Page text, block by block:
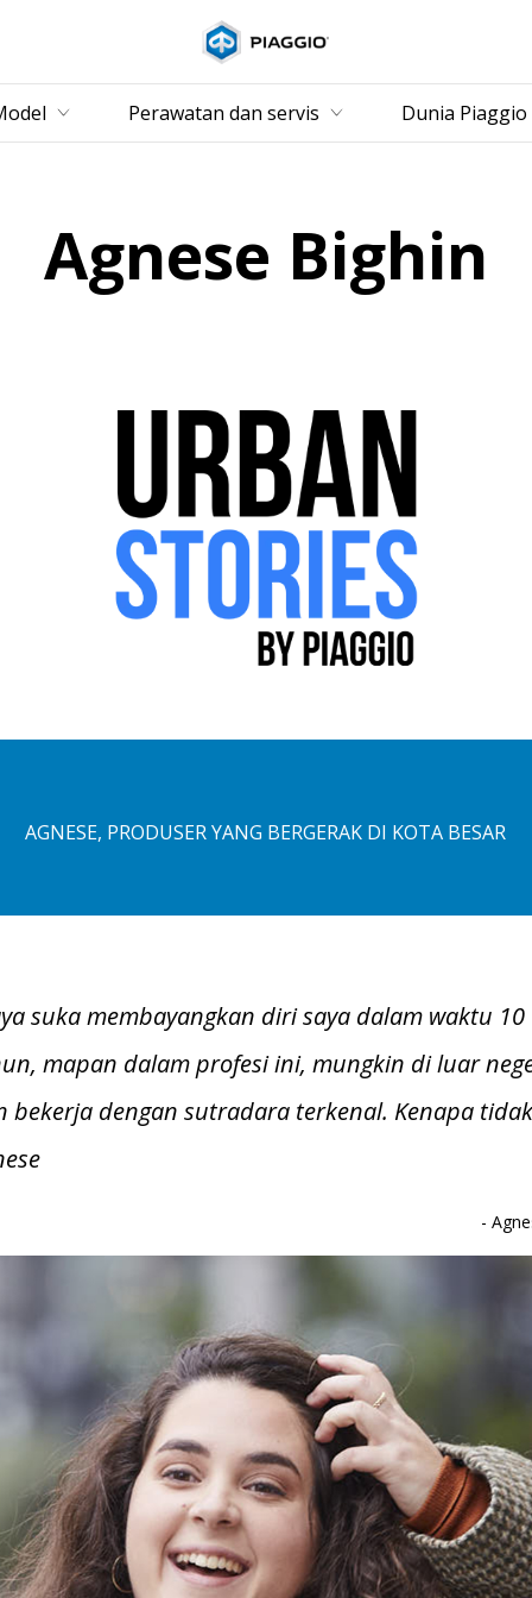
Perawatan dan servis Dunia Piaggio
Agnese Bighin
AGNESE, PRODUSER YANG BERGERAK DI KOTA BESAR
suka membayangkan diri saya dalam waktu 10
mapan dalam profesi ini, mungkin di luar
bekerja dengan sutradara terkenal. Kenapa
-